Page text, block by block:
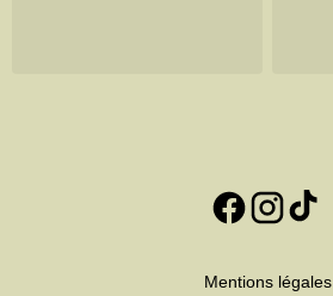
Mentions légales